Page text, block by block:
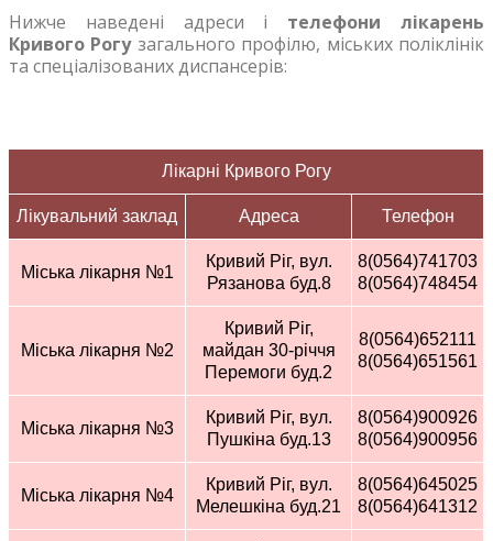
Нижче наведені адреси і телефони лікарень
Кривого Рогузагального профілю, міських поліклінік
та спеціалізованих диспансерів:
Лікарні Кривого Рогу
Лікувальний заклад Адреса Телефон
Міська лікарня №1
Кривий Ріг, вул.
Рязанова буд.8
8(0564)741703
8(0564)748454
Міська лікарня №2
Кривий Ріг,
майдан 30-річчя
Перемоги буд.2
8(0564)652111
8(0564)651561
Міська лікарня №3
Кривий Ріг, вул.
Пушкіна буд.13
8(0564)900926
8(0564)900956
Міська лікарня №4
Кривий Ріг, вул.
Мелешкіна буд.21
8(0564)645025
8(0564)641312